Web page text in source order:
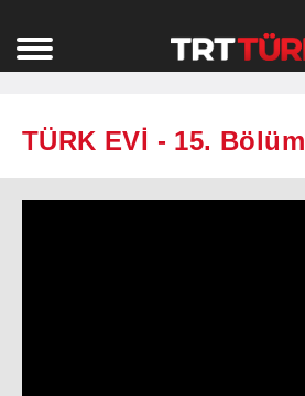
TÜRK EVİ - 15. Bölüm